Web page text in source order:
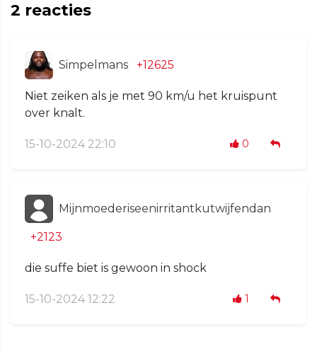
2 reacties
Simpelmans +12625
Niet zeiken als je met 90 km/u het kruispunt
over knalt.
15-10-2024 22:10 0
Mijnmoederiseenirritantkutwijfendan
+2123
die suffe biet is gewoon in shock
15-10-2024 12:22 1